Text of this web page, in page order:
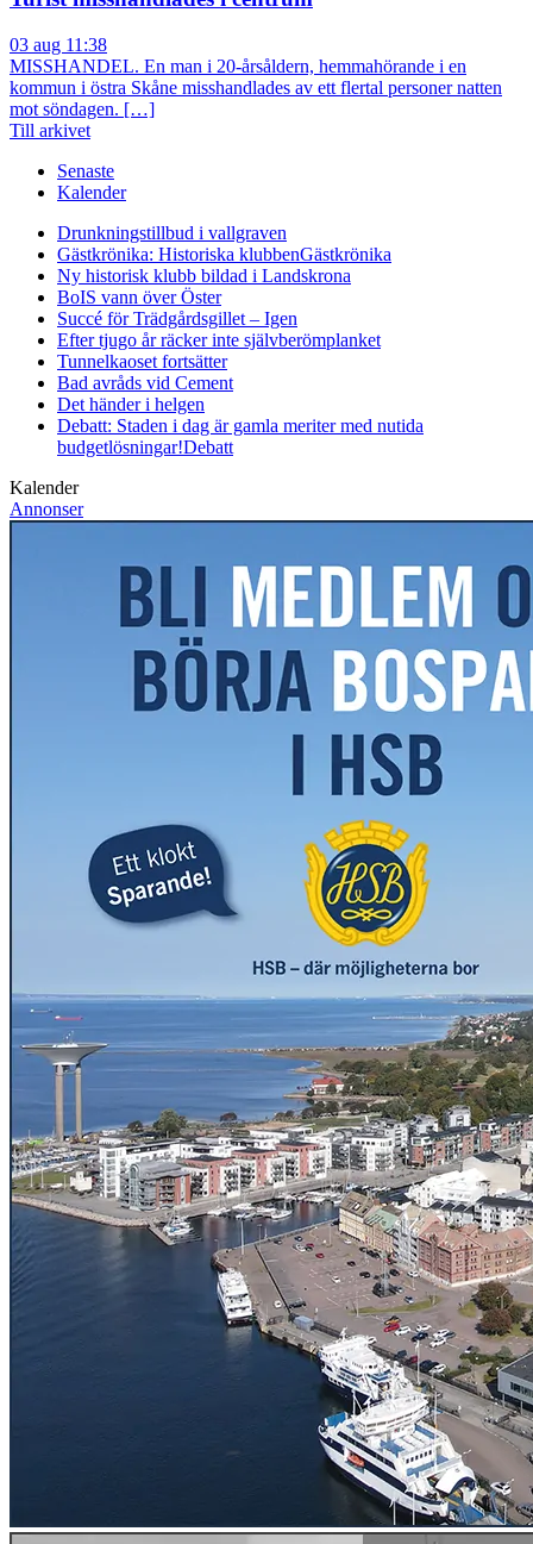
03 aug 11:38
MISSHANDEL. En man i 20-årsåldern, hemmahörande i en
kommun i östra Skåne misshandlades av ett flertal personer natten
mot söndagen. […]
Till arkivet
Senaste
Kalender
Drunkningstillbud i vallgraven
Gästkrönika: Historiska klubbenGästkrönika
Ny historisk klubb bildad i Landskrona
BoIS vann över Öster
Succé för Trädgårdsgillet – Igen
Efter tjugo år räcker inte självberömplanket
Tunnelkaoset fortsätter
Bad avråds vid Cement
Det händer i helgen
Debatt: Staden i dag är gamla meriter med nutida
budgetlösningar!Debatt
Kalender
Annonser